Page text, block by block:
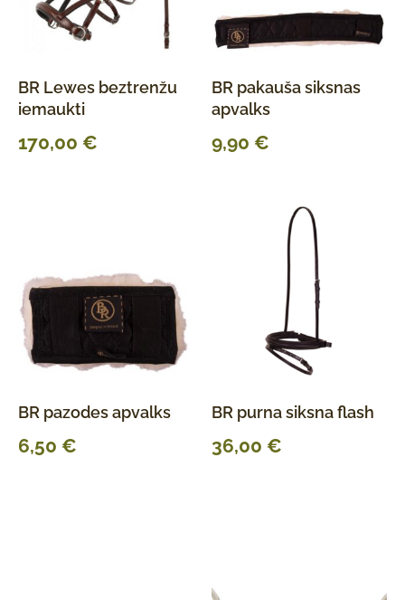
BR Lewes beztrenžu
iemaukti
170,00 €
BR pakauša siksnas
apvalks
9,90 €
BR pazodes apvalks
6,50 €
BR purna siksna flash
36,00 €